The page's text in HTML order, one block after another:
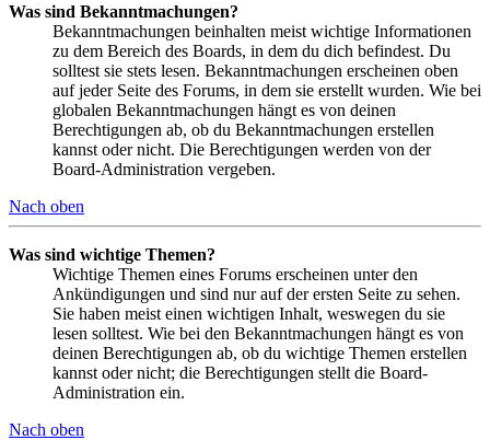
Was sind Bekanntmachungen?
Bekanntmachungen beinhalten meist wichtige Informationen
zu dem Bereich des Boards, in dem du dich befindest. Du
solltest sie stets lesen. Bekanntmachungen erscheinen oben
auf jeder Seite des Forums, in dem sie erstellt wurden. Wie bei
globalen Bekanntmachungen hängt es von deinen
Berechtigungen ab, ob du Bekanntmachungen erstellen
kannst oder nicht. Die Berechtigungen werden von der
Board-Administration vergeben.
Nach oben
Was sind wichtige Themen?
Wichtige Themen eines Forums erscheinen unter den
Ankündigungen und sind nur auf der ersten Seite zu sehen.
Sie haben meist einen wichtigen Inhalt, weswegen du sie
lesen solltest. Wie bei den Bekanntmachungen hängt es von
deinen Berechtigungen ab, ob du wichtige Themen erstellen
kannst oder nicht; die Berechtigungen stellt die Board-
Administration ein.
Nach oben